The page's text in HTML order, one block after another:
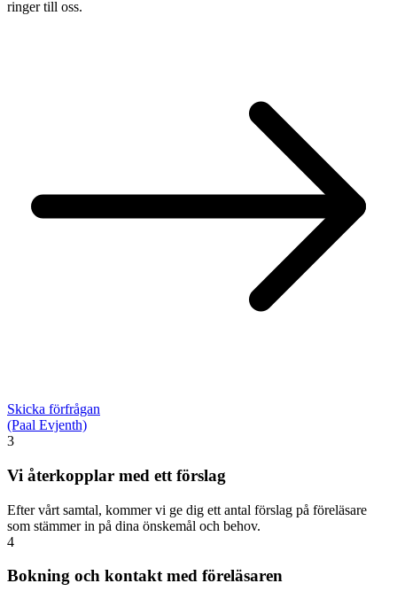
ringer till oss.
Skicka förfrågan
(Paal Evjenth)
3
Vi återkopplar med ett förslag
Efter vårt samtal, kommer vi ge dig ett antal förslag på föreläsare
som stämmer in på dina önskemål och behov.
4
Bokning och kontakt med föreläsaren